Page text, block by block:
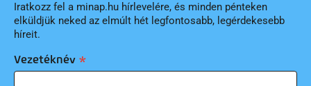
Iratkozz fel a minap.hu hírlevelére, és minden pénteken
elküldjük neked az elmúlt hét legfontosabb, legérdekesebb
híreit.
Vezetéknév